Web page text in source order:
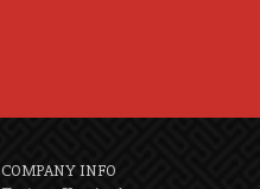
COMPANY INFO